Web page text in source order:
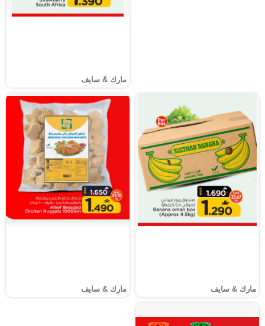
مارك & سايف
مارك & سايف مارك & سايف